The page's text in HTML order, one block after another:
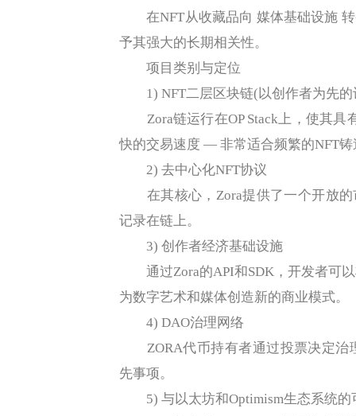
在NFT从收藏品向 媒体基础设施 转
予其强大的长期相关性。
项目类别与定位
1) NFT二层区块链(以创作者为先的
Zora链运行在OP Stack上，使其具
快的交易速度 — 非常适合频繁的NFT铸
2) 去中心化NFT协议
在其核心，Zora提供了一个开放的
记录在链上。
3) 创作者经济基础设施
通过Zora的API和SDK，开发者可以
为数字艺术和媒体创造新的商业模式。
4) DAO治理网络
ZORA代币持有者通过投票决定治
先事项。
5) 与以太坊和Optimism生态系统的